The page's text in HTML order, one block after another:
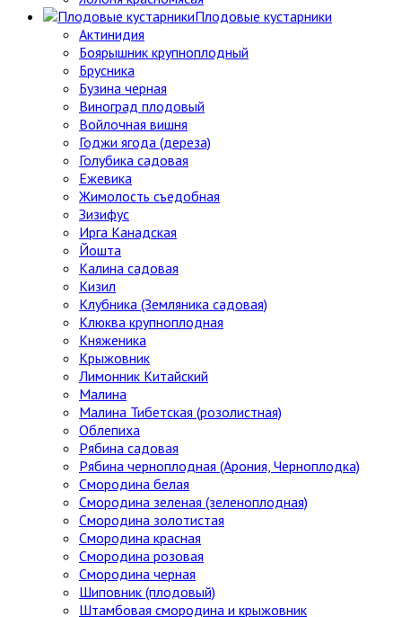
Плодовые кустарники
Актинидия
Боярышник крупноплодный
Брусника
Бузина черная
Виноград плодовый
Войлочная вишня
Годжи ягода (дереза)
Голубика садовая
Ежевика
Жимолость съедобная
Зизифус
Ирга Канадская
Йошта
Калина садовая
Кизил
Клубника (Земляника садовая)
Клюква крупноплодная
Княженика
Крыжовник
Лимонник Китайский
Малина
Малина Тибетская (розолистная)
Облепиха
Рябина садовая
Рябина черноплодная (Арония, Черноплодка)
Смородина белая
Смородина зеленая (зеленоплодная)
Смородина золотистая
Смородина красная
Смородина розовая
Смородина черная
Шиповник (плодовый)
Штамбовая смородина и крыжовник